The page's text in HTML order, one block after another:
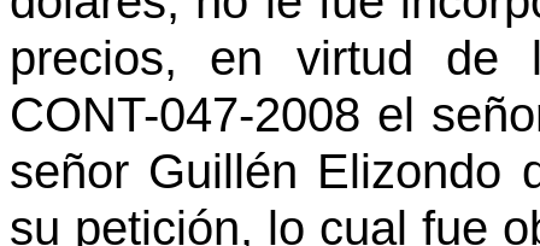
precios, en virtud de
CONT-047-2008 el
señor Guillén Elizondo
su petición, lo cual fue